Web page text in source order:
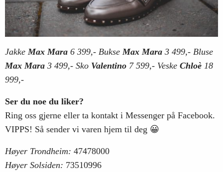
JakkeMax Mara 6 399,- BukseMax Mara 3 499,- Bluse
Max Mara 3 499,- Sko Valentino 7 599,- Veske Chloè 18
999,-
Ser du noe du liker?
Ring oss gjerne eller ta kontakt i Messenger på Facebook.
VIPPS! Så sender vi varen hjem til deg 😀
Høyer Trondheim: 47478000
Høyer Solsiden: 73510996